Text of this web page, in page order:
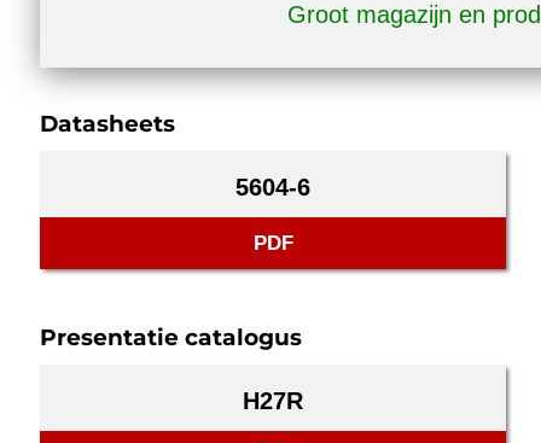
Groot magazijn en
Datasheets
5604-6
PDF
Presentatie catalogus
H27R